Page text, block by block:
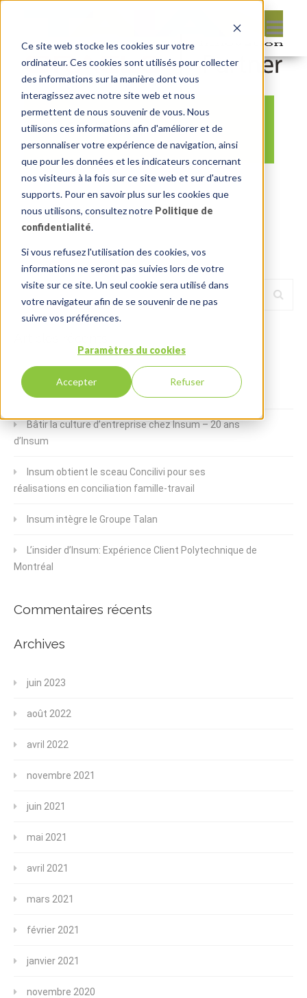
Ce site web stocke les cookies sur votre
ordinateur. Ces cookies sont utilisés pour collecter
des informations sur la manière dont vous
interagissez avec notre site web et nous
permettent de nous souvenir de vous. Nous
utilisons ces informations afin d'améliorer et de
personnaliser votre expérience de navigation, ainsi
que pour les données et les indicateurs concernant
nos visiteurs à la fois sur ce site web et sur d'autres
supports. Pour en savoir plus sur les cookies que
nous utilisons, consultez notre Politique de
confidentialité.
Si vous refusez l'utilisation des cookies, vos
informations ne seront pas suivies lors de votre
visite sur ce site. Un seul cookie sera utilisé dans
votre navigateur afin de se souvenir de ne pas
suivre vos préférences.
Paramètres du cookies
Accepter Refuser
Accueil 4
By:Insum Editor On:22 septembre 2016
In:
Comments: 0
Combien coûtera mon projet de modernisation
d’Oracle Forms ?
Bâtir la culture d’entreprise chez Insum – 20 ans
d’Insum
Insum obtient le sceau Concilivi pour ses
réalisations en conciliation famille-travail
Insum intègre le Groupe Talan
L’insider d’Insum: Expérience Client Polytechnique de
Montréal
Commentaires récents
Archives
juin 2023
août 2022
avril 2022
novembre 2021
juin 2021
mai 2021
avril 2021
mars 2021
février 2021
janvier 2021
novembre 2020